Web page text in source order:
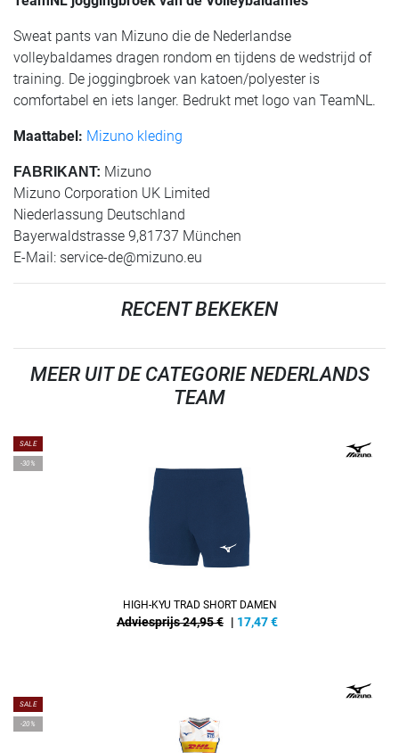
Sweat pants van Mizuno die de Nederlandse
volleybaldames dragen rondom en tijdens de wedstrijd of
training. De joggingbroek van katoen/polyester is
comfortabel en iets langer. Bedrukt met logo van TeamNL.
Maattabel: Mizuno kleding
FABRIKANT: Mizuno
Mizuno Corporation UK Limited
Niederlassung Deutschland
Bayerwaldstrasse 9,81737 München
E-Mail: service-de@mizuno.eu
RECENT BEKEKEN
MEER UIT DE CATEGORIE NEDERLANDS
TEAM
SALE
-30%
HIGH-KYU TRAD SHORT DAMEN
Adviesprijs 24,95 € | 17,47€
SALE
-20%